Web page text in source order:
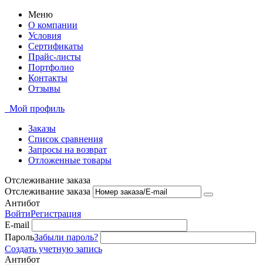
Меню
О компании
Условия
Сертификаты
Прайс-листы
Портфолио
Контакты
Отзывы
Мой профиль
Заказы
Список сравнения
Запросы на возврат
Отложенные товары
Отслеживание заказа
Отслеживание заказа
Антибот
ВойтиРегистрация
E-mail
ПарольЗабыли пароль?
Создать учетную запись
Антибот